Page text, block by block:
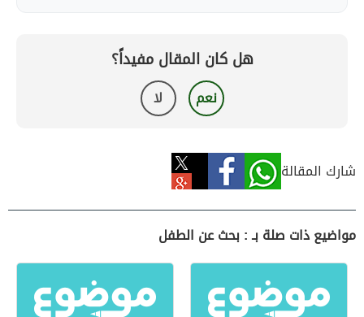
هل كان المقال مفيداً؟
نعم لا
شارك المقالة
مواضيع ذات صلة بـ : بحث عن الطفل